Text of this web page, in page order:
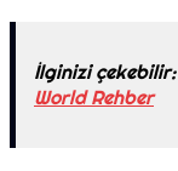
İlginizi çekebilir:
World Rehber